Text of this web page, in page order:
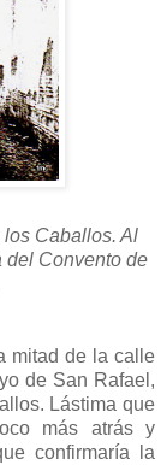
Caballos. Al
del Convento de
mitad de la calle
de San Rafael,
Lástima que
más atrás y
confirmaría la